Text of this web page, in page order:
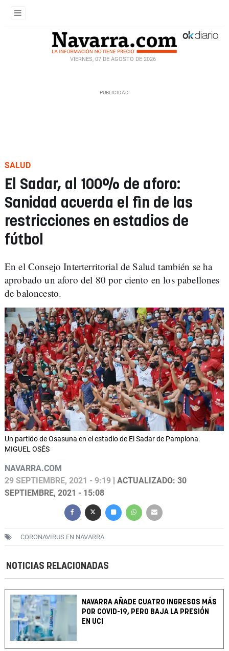
VIERNES, 07 DE AGOSTO DE 2026
SALUD
El Sadar, al 100% de aforo:
Sanidad acuerda el fin de las
restricciones en estadios de
fútbol
En el Consejo Interterritorial de Salud también se ha
aprobado un aforo del 80 por ciento en los pabellones
de baloncesto.
Un partido de Osasuna en el estadio de El Sadar de Pamplona.
MIGUEL OSÉS
NAVARRA.COM
29 SEPTIEMBRE, 2021 - 9:19 | ACTUALIZADO: 30
SEPTIEMBRE, 2021 - 15:08
CORONAVIRUS EN NAVARRA
NOTICIAS RELACIONADAS
NAVARRA AÑADE CUATRO INGRESOS MÁS
POR COVID-19, PERO BAJA LA PRESIÓN
EN UCI